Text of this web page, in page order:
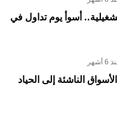
التشغيلية.. أسوأ يوم تداول في
أشهر
الناشئة إلى الحياد